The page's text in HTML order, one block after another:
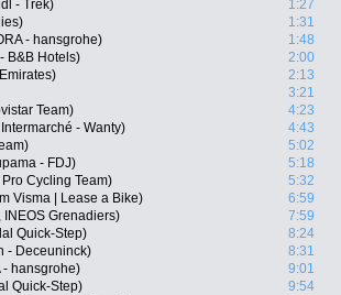
- Trek)
1:27
1:31
- hansgrohe)
1:48
B&B Hotels)
2:00
2:13
3:21
Team)
4:23
- Wanty)
4:43
5:02
- FDJ)
5:18
Cycling Team)
5:32
Visma | Lease a Bike)
6:59
INEOS Grenadiers)
7:59
Quick-Step)
8:24
- Deceuninck)
8:31
- hansgrohe)
9:01
Quick-Step)
9:54